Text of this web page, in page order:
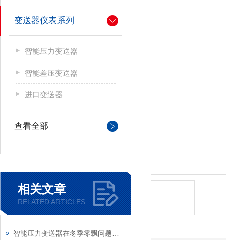
变送器仪表系列
智能压力变送器
智能差压变送器
进口变送器
查看全部
相关文章
RELATED ARTICLES